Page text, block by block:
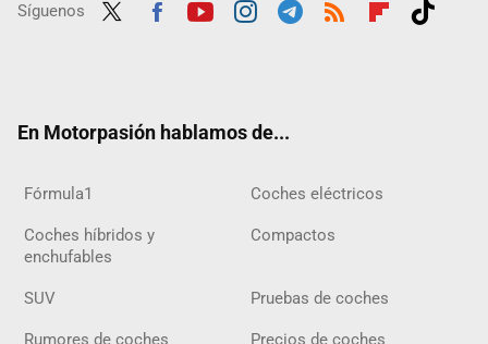
Síguenos
En Motorpasión hablamos de...
Fórmula1 Coches eléctricos
Coches híbridos y
enchufables
Compactos
SUV Pruebas de coches
Rumores de coches Precios de coches